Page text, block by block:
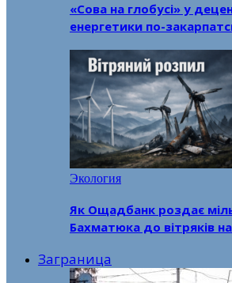
«Сова на глобусі» у
енергетики по-
Экология
Як Ощадбанк роздає
Бахматюка до вітряків
Заграница